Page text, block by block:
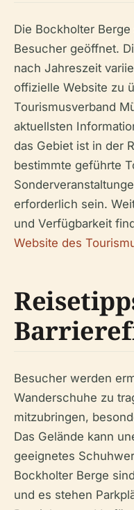
Die Bockholter
Besucher geöffnet.
nach Jahreszeit
offizielle Website zu
Tourismusverband
aktuellsten
das Gebiet ist in der
bestimmte geführte
erforderlich sein.
und Verfügbarkeit
Website des
Besucher werden
Wanderschuhe zu
mitzubringen,
Das Gelände kann
geeignetes
Bockholter Berge
und es stehen